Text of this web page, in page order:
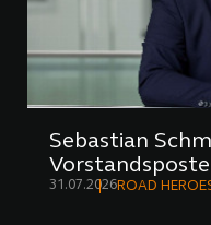
Sebastian
31.07.2026ROAD